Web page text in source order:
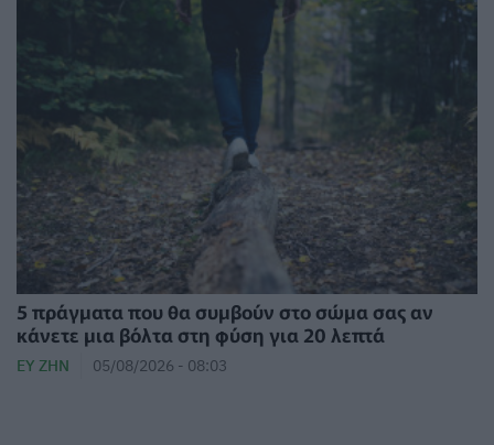
5 πράγματα που θα συμβούν στο σώμα σας αν
κάνετε μια βόλτα στη φύση για 20 λεπτά
ΕΥ ΖΗΝ 05/08/2026 - 08:03